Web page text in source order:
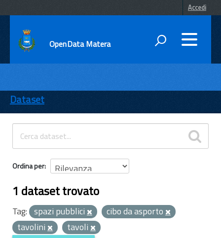
Accedi
OpenData Matera
ENTI
TEMI
INFORMAZIONI
Dataset
Ordina per
1 dataset trovato
Tag: spazi pubblici
cibo da asporto
tavolini
tavoli